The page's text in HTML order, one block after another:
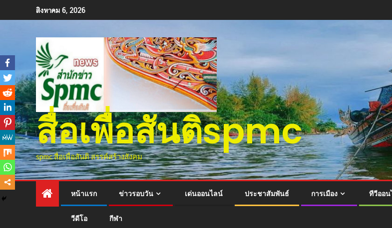
สิงหาคม 6, 2026
สื่อเพื่อสันติspmc
spmc สื่อเพื่อสันติ สรรค์สร้างสังคม
หน้าแรก ข่าวรอบวัน เด่นออนไลน์ ประชาสัมพันธ์ การเมือง ทีวีออ
วีดีโอ กีฬา